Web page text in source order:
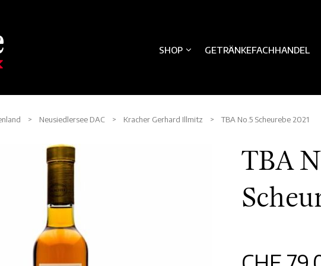
SHOP GETRÄNKEFACHHANDEL
> Neusiedlersee DAC > Kracher Gerhard Illmitz > TBA No.5 Scheurebe 2021
TBA